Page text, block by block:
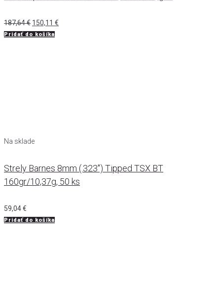
187,64€ Pôvodná
cena
150,11 €
Pridať do košíka
Na sklade
Strely Barnes 8mm (.323") Tipped TSX BT
160gr/10,37g, 50 ks
59,04€
Pridať do košíka